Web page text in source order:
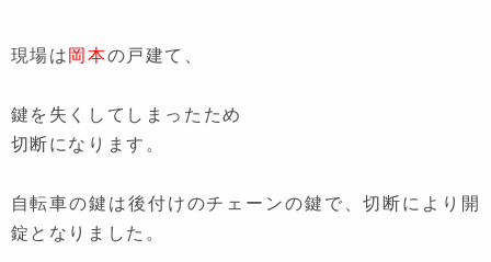
現場は岡本の戸建て、
鍵を失くしてしまったため
切断になります。
自転車の鍵は後付けのチェーンの鍵で、切断により開
錠となりました。